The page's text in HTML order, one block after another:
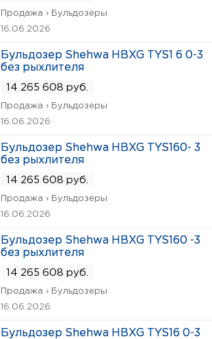
Продажа › Бульдозеры
16.06.2026
Бульдозер Shehwa HBXG TYS1 6 0-3
без рыхлителя
14 265 608 руб.
Продажа › Бульдозеры
16.06.2026
Бульдозер Shehwa HBXG TYS160- 3
без рыхлителя
14 265 608 руб.
Продажа › Бульдозеры
16.06.2026
Бульдозер Shehwa HBXG TYS160 -3
без рыхлителя
14 265 608 руб.
Продажа › Бульдозеры
16.06.2026
Бульдозер Shehwa HBXG TYS16 0-3